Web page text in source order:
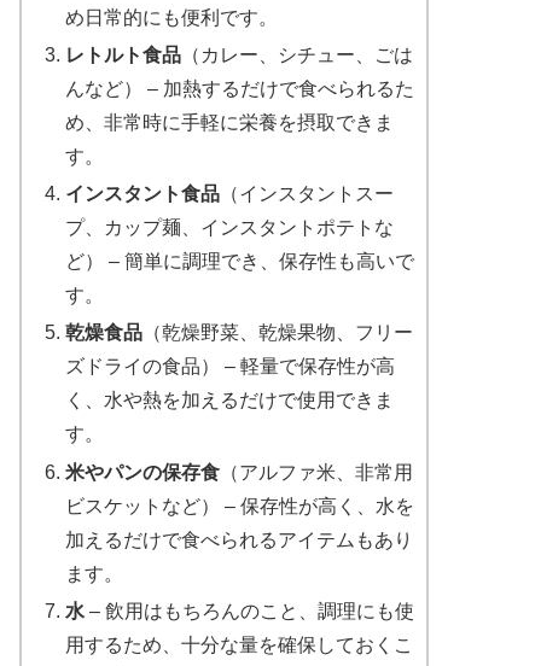
め日常的にも便利です。
レトルト食品 （カレー、シチュー、ごは
んなど） – 加熱するだけで食べられるた
め、非常時に手軽に栄養を摂取できま
す。
インスタント食品 （インスタントスー
プ、カップ麺、インスタントポテトな
ど） – 簡単に調理でき、保存性も高いで
す。
乾燥食品 （乾燥野菜、乾燥果物、フリー
ズドライの食品） – 軽量で保存性が高
く、水や熱を加えるだけで使用できま
す。
米やパンの保存食 （アルファ米、非常用
ビスケットなど） – 保存性が高く、水を
加えるだけで食べられるアイテムもあり
ます。
水 – 飲用はもちろんのこと、調理にも使
用するため、十分な量を確保しておくこ